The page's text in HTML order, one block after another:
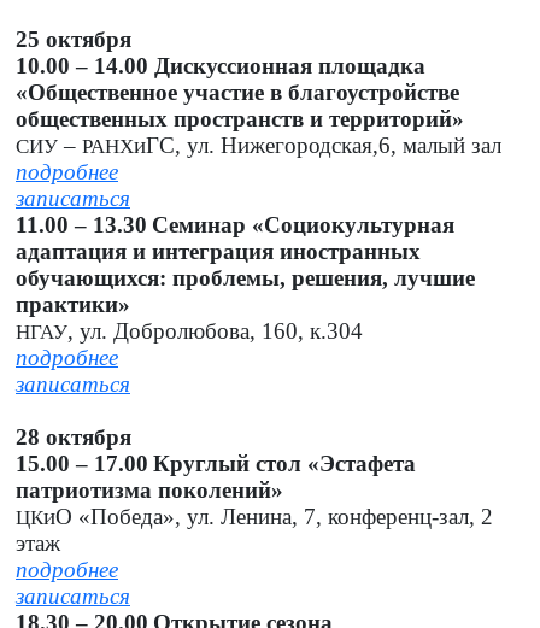
25 октября
10.00 – 14.00 Дискуссионная площадка
«Общественное участие в благоустройстве
общественных пространств и территорий»
СИУ – РАНХиГС, ул. Нижегородская,6, малый зал
подробнее
записаться
11.00 – 13.30 Семинар «Социокультурная
адаптация и интеграция иностранных
обучающихся: проблемы, решения, лучшие
практики»
НГАУ, ул. Добролюбова, 160, к.304
подробнее
записаться
28 октября
15.00 – 17.00 Круглый стол «Эстафета
патриотизма поколений»
ЦКиО «Победа», ул. Ленина, 7, конференц-зал, 2
этаж
подробнее
записаться
18.30 – 20.00 Открытие сезона